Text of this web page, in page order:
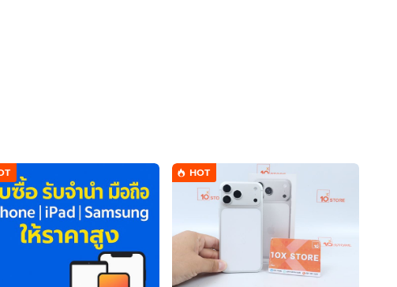
HOT